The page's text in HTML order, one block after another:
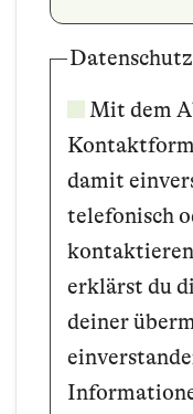
Datenschutz
damit
telefonisch
erklärst du
deiner